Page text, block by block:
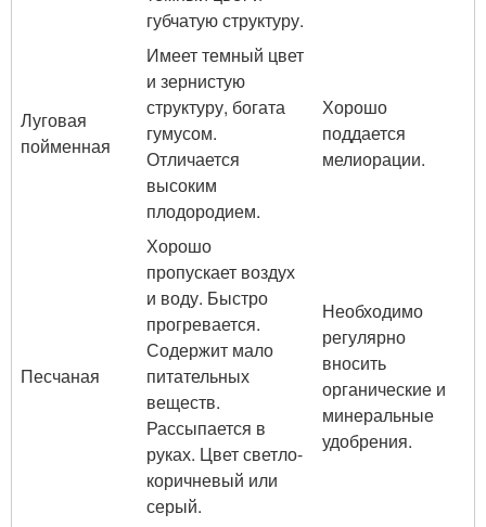
губчатую структуру.
Луговая
пойменная
Имеет темный цвет
и зернистую
структуру, богата
гумусом.
Отличается
высоким
плодородием.
Хорошо
поддается
мелиорации.
Песчаная
Хорошо
пропускает воздух
и воду. Быстро
прогревается.
Содержит мало
питательных
веществ.
Рассыпается в
руках. Цвет светло-
коричневый или
серый.
Необходимо
регулярно
вносить
органические и
минеральные
удобрения.